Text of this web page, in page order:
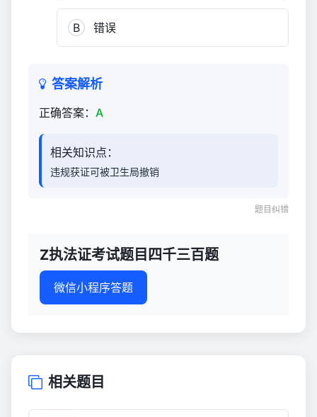
B 错误
答案解析
正确答案： A
相关知识点：
违规获证可被卫生局撤销
题目纠错
Z执法证考试题目四千三百题
微信小程序答题
相关题目